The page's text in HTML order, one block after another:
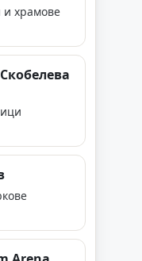
и храмове